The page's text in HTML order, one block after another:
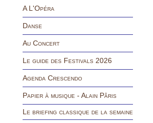
A L'Opéra
Danse
Au Concert
Le guide des Festivals 2026
Agenda Crescendo
Papier à musique - Alain Pâris
Le briefing classique de la semaine